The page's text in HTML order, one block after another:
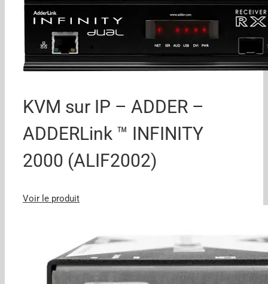
KVM sur IP – ADDER –
ADDERLink ™ INFINITY
2000 (ALIF2002)
Voir le produit